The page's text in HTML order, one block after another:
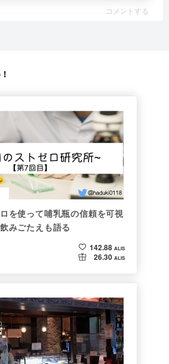
コメントする
を使って哺乳瓶の信頼を可視
みごたえも語る
142.88 ALIS
26.30 ALIS